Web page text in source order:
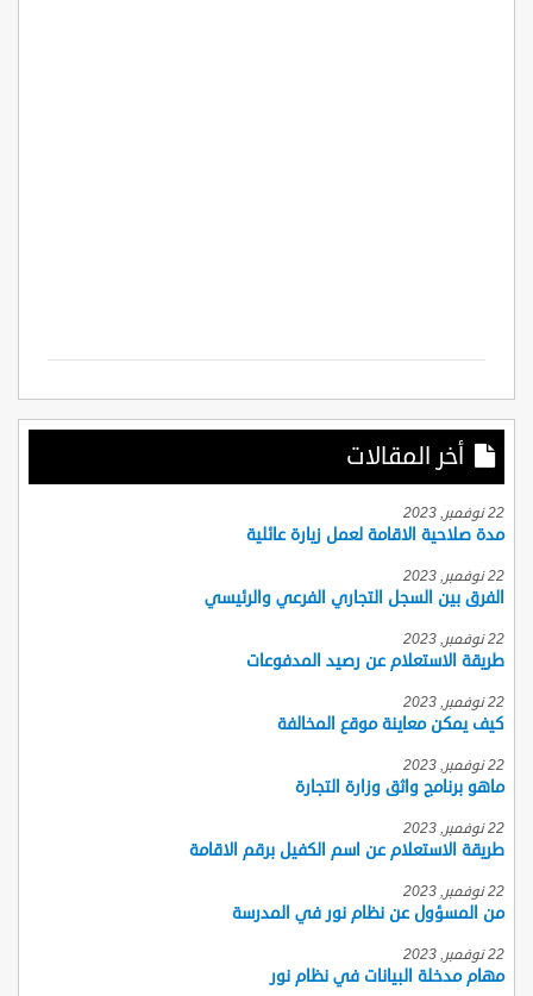
أخر المقالات
22 نوفمبر, 2023
مدة صلاحية الاقامة لعمل زيارة عائلية
22 نوفمبر, 2023
الفرق بين السجل التجاري الفرعي والرئيسي
22 نوفمبر, 2023
طريقة الاستعلام عن رصيد المدفوعات
22 نوفمبر, 2023
كيف يمكن معاينة موقع المخالفة
22 نوفمبر, 2023
ماهو برنامج واثق وزارة التجارة
22 نوفمبر, 2023
طريقة الاستعلام عن اسم الكفيل برقم الاقامة
22 نوفمبر, 2023
من المسؤول عن نظام نور في المدرسة
22 نوفمبر, 2023
مهام مدخلة البيانات في نظام نور